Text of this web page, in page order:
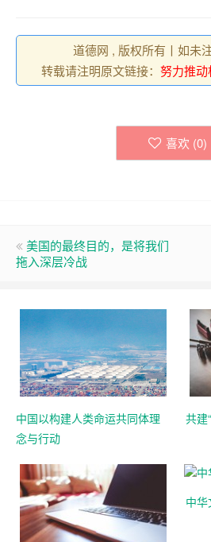
道德网 , 版权所有丨如未
转载请注明原文链接： 努力推
喜欢 (0)
美国的最终目的，是将我们
拖入深层冷战
中国以构建人类命运共同体理
念与行动
共建
中